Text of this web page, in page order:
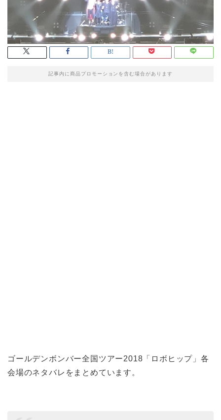
記事内に商品プロモーションを含む場合があります
ゴールデンボンバー全国ツアー2018「ロボヒップ」各
会場のネタバレをまとめています。